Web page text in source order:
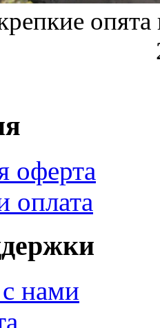
опята
оферта
оплата
с нами